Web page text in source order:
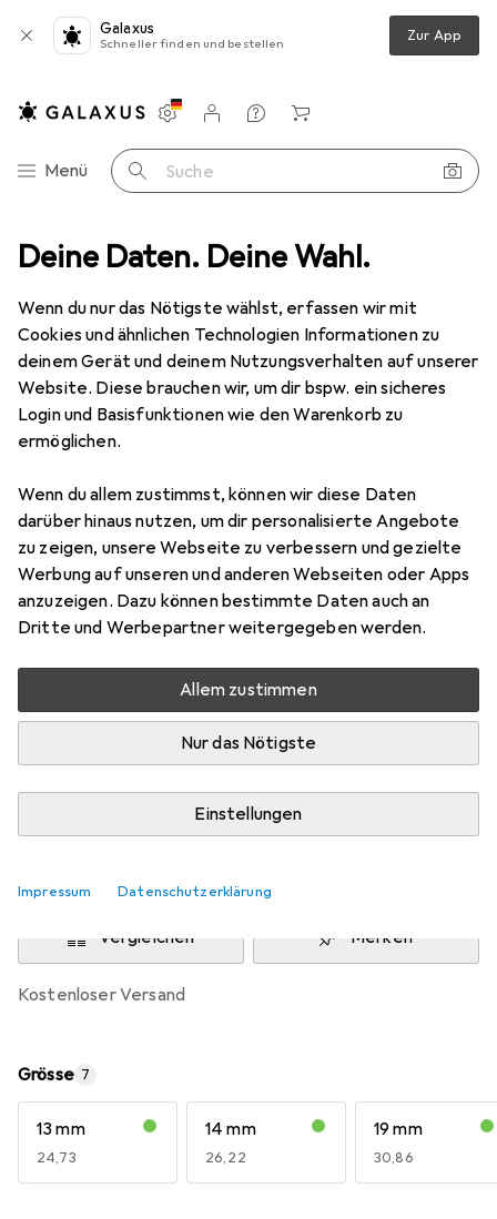
Deine Daten. Deine Wahl.
Wenn du nur das Nötigste wählst, erfassen wir mit
Cookies und ähnlichen Technologien Informationen zu
deinem Gerät und deinem Nutzungsverhalten auf unserer
Website. Diese brauchen wir, um dir bspw. ein sicheres
Login und Basisfunktionen wie den Warenkorb zu
ermöglichen.
Wenn du allem zustimmst, können wir diese Daten
darüber hinaus nutzen, um dir personalisierte Angebote
zu zeigen, unsere Webseite zu verbessern und gezielte
Werbung auf unseren und anderen Webseiten oder Apps
anzuzeigen. Dazu können bestimmte Daten auch an
Dritte und Werbepartner weitergegeben werden.
Allem zustimmen
Nur das Nötigste
Einstellungen
Impressum Datenschutzerklärung
Galaxus
Schneller finden und bestellen Zur App
Navigation nach Kategorien
Menü Suche
Einstellungen
Kundenkonto
Vergleichslisten
Merklisten
Warenkorb
Schraubenschlüssel Gedore 3114 22 Klauenschlüssel 22 mm
5 Bilder
Gedore3114 22 Klauenschlüssel 22 mm
Preis in EUR inkl. MwSt.
EUR
34,13
Schneller lieferbar
Angebot für
EUR
45,20
Zwischen Di, 11.8. und Do, 13.8. geliefert
Lieferort angeben für genaue Lieferzeit
Vergleichen Merken
kostenloser Versand
Grösse 7
13 mm
EUR
24,73
14 mm
EUR
26,22
19 mm
EUR
30,86